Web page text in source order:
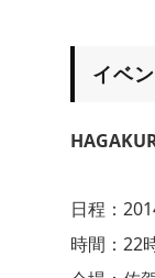
イベ
日程：
時間：22